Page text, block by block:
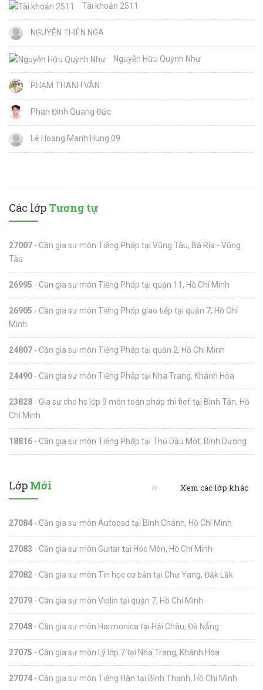
Tài khoản 2511
NGUYỄN THIÊN NGA
Nguyễn Hữu Quỳnh Như
PHẠM THANH VÂN
Phan Đinh Quang Đức
Lê Hoang Manh Hung 09
Các lớp Tương tự
27007 - Cần gia sư môn Tiếng Pháp tại Vũng Tàu, Bà Rịa - Vũng
Tàu
26995 - Cần gia sư môn Tiếng Pháp tại quận 11, Hồ Chí Minh
26905 - Cần gia sư môn Tiếng Pháp giao tiếp tại quận 7, Hồ Chí
Minh
24807 - Cần gia sư môn Tiếng Pháp tại quận 2, Hồ Chí Minh
24490 - Cần gia sư môn Tiếng Pháp tại Nha Trang, Khánh Hòa
23828 - Gia sư cho hs lớp 9 môn toán pháp thi fief tại Bình Tân, Hồ
Chí Minh
18816 - Cần gia sư môn Tiếng Pháp tại Thủ Dầu Một, Bình Dương
Lớp Mới Xem các lớp khác
27084 - Cần gia sư môn Autocad tại Bình Chánh, Hồ Chí Minh
27083 - Cần gia sư môn Guitar tại Hóc Môn, Hồ Chí Minh
27082 - Cần gia sư môn Tin học cơ bản tại Chư Yang, Đăk Lăk
27079 - Cần gia sư môn Violin tại quận 7, Hồ Chí Minh
27048 - Cần gia sư môn Harmonica tại Hải Châu, Đà Nẵng
27075 - Cần gia sư môn Lý lớp 7 tại Nha Trang, Khánh Hòa
27074 - Cần gia sư môn Tiếng Hàn tại Bình Thạnh, Hồ Chí Minh